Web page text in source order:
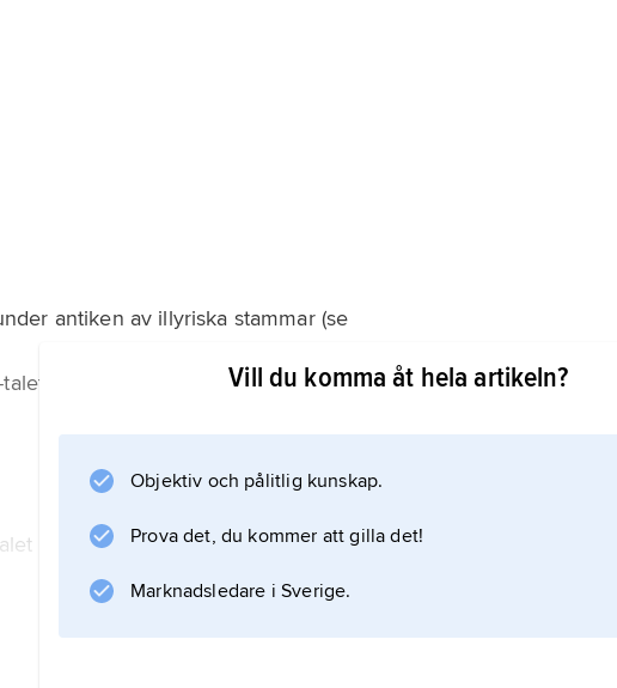
antiken av illyriska stammar (se
f.Kr. av romarna. Efter den slaviska invandringen på 600-talet
i sin venetianska form
Vill du komma åt hela artikeln?
Objektiv och pålitlig kunskap.
Prova det, du kommer att gilla det!
Marknadsledare i Sverige.